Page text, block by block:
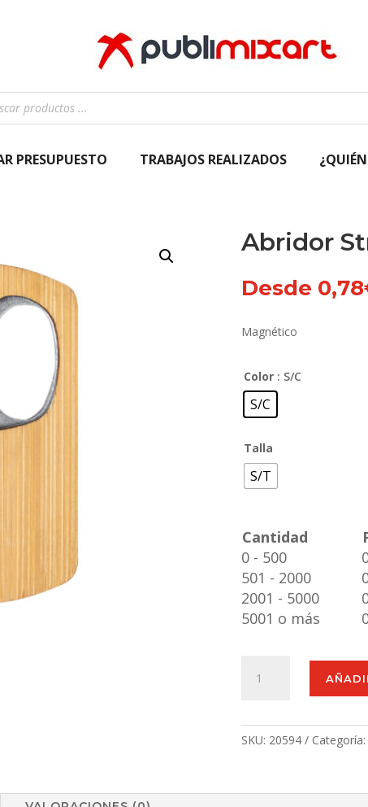
PRESUPUESTO TRABAJOS REALIZADOS
Abridor
Desde 0,78
Magnético
Color : S/C
S/C
Talla
S/T
Cantidad
0 - 500
501 - 2000
2001 - 5000
5001 o más
Strol
SKU: 20594 Categoría: